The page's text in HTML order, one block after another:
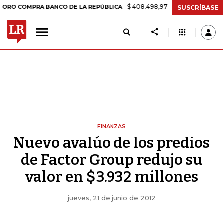
BANCO DE LA REPÚBLICA $ 408.498,97 +$ 8.753,81 +2,19%
SUSCRÍBASE
FINANZAS
Nuevo avalúo de los predios
de Factor Group redujo su
valor en $3.932 millones
jueves, 21 de junio de 2012